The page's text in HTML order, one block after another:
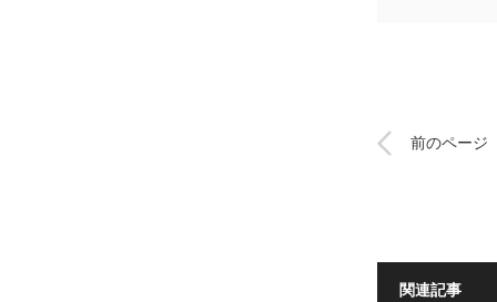
前のページ
関連記事